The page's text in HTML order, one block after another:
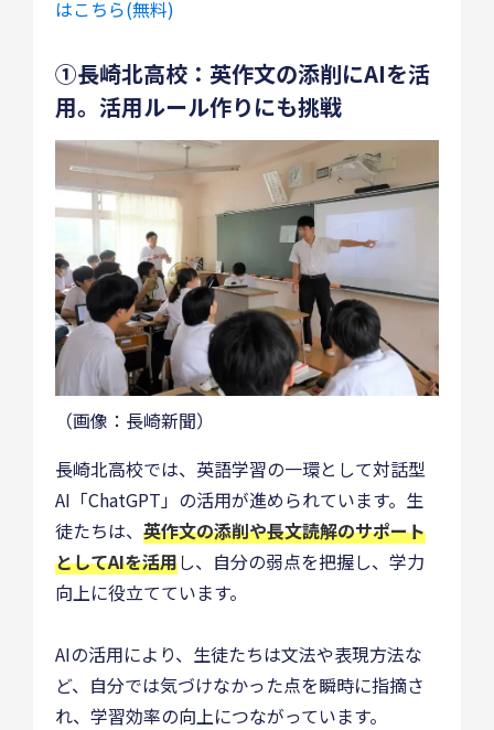
はこちら(無料)
①長崎北高校：英作文の添削にAIを活
用。活用ルール作りにも挑戦
（画像：長崎新聞）
長崎北高校では、英語学習の一環として対話型
AI「ChatGPT」の活用が進められています。生
徒たちは、 英作文の添削や長文読解のサポート
としてAIを活用し、自分の弱点を把握し、学力
向上に役立てています。
AIの活用により、生徒たちは文法や表現方法な
ど、自分では気づけなかった点を瞬時に指摘さ
れ、学習効率の向上につながっています。